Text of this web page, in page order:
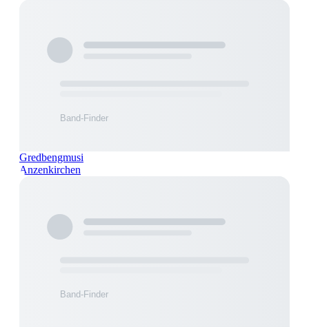
Gredbengmusi
Anzenkirchen